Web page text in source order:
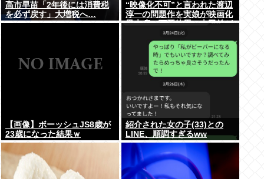
高市早苗「2年後には消費税
を必ず戻す」大増税へ…
“映像化不可”と言われた渡辺
淳一の問題作を実娘が映画化
黒木瞳、西岡徳馬、吉田羊が
【画像】ボーッシュJS8歳が
23歳になった結果ｗ
紹介された女の子(33)との
LINE、順調すぎるww